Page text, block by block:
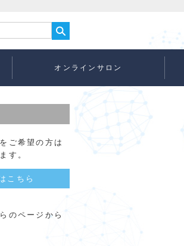
オンラインサロン
ご希望の方は
す。
こちら
のページから